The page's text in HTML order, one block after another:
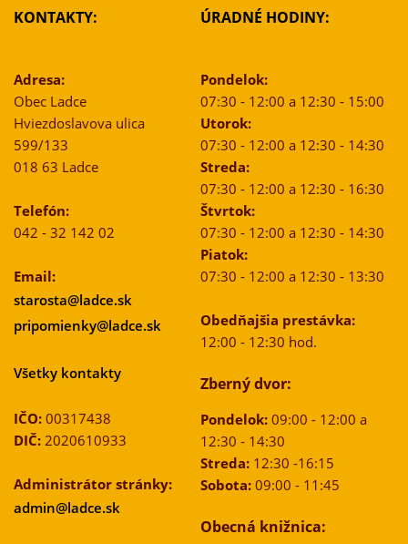
KONTAKTY:
Adresa:
Obec Ladce
Hviezdoslavova ulica
599/133
018 63 Ladce
Telefón:
042 - 32 142 02
Email:
starosta@ladce.sk
pripomienky@ladce.sk
Všetky kontakty
IČO: 00317438
DIČ: 2020610933
Administrátor stránky:
admin@ladce.sk
ÚRADNÉ HODINY:
Pondelok:
07:30 - 12:00 a 12:30 - 15:00
Utorok:
07:30 - 12:00 a 12:30 - 14:30
Streda:
07:30 - 12:00 a 12:30 - 16:30
Štvrtok:
07:30 - 12:00 a 12:30 - 14:30
Piatok:
07:30 - 12:00 a 12:30 - 13:30
Obedňajšia prestávka:
12:00 - 12:30 hod.
Zberný dvor:
Pondelok:09:00 - 12:00 a
12:30 - 14:30
Streda:12:30 -16:15
Sobota:09:00 - 11:45
Obecná knižnica: